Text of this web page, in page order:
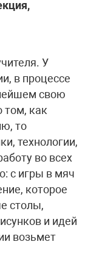
У
в процессе
свою
том, как
то
технологии,
во всех
с игры в мяч
которое
столы,
и идей
возьмет